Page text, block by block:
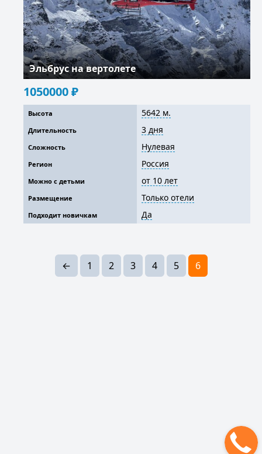
Эльбрус на вертолете
1050000₽
Высота 5642 м.
Длительность 3 дня
Сложность Нулевая
Регион Россия
Можно с детьми от 10 лет
Размещение Только отели
Подходит новичкам Да
← 1 2 3 4 5 6